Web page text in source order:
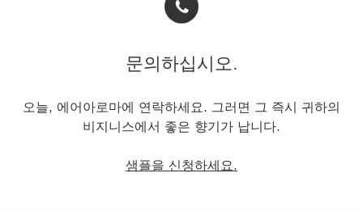
문의하십시오.
오늘, 에어아로마에 연락하세요. 그러면 그 즉시 귀하의
비지니스에서 좋은 향기가 납니다.
샘플을 신청하세요.